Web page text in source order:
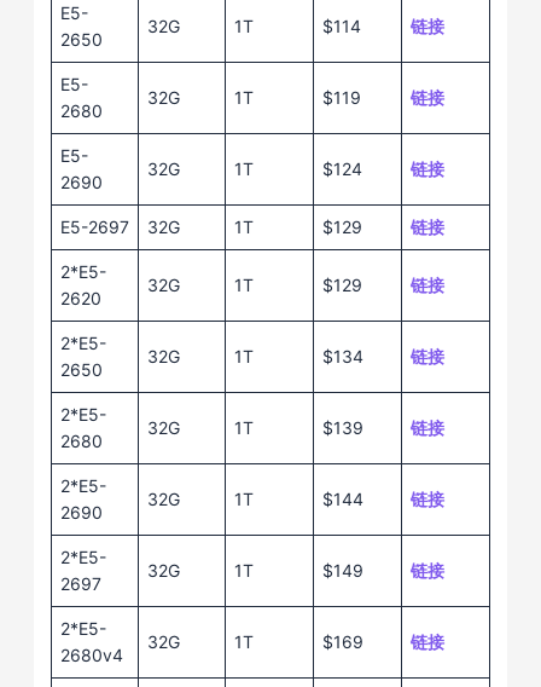
E5-
2650
32G 1T $114 链接
E5-
2680
32G 1T $119 链接
E5-
2690
32G 1T $124 链接
E5-2697 32G 1T $129 链接
2*E5-
2620
32G 1T $129 链接
2*E5-
2650
32G 1T $134 链接
2*E5-
2680
32G 1T $139 链接
2*E5-
2690
32G 1T $144 链接
2*E5-
2697
32G 1T $149 链接
2*E5-
2680v4
32G 1T $169 链接